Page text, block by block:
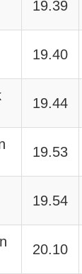
19.39
19.40
19.44
19.53
19.54
20.10